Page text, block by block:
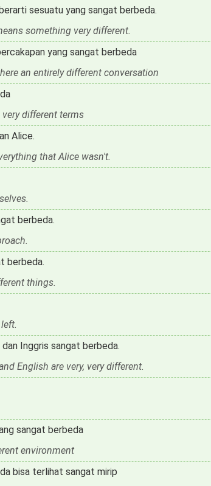
sesuatu yang sangat berbeda.
something very different.
yang sangat berbeda
an entirely different conversation
different terms
Alice.
that Alice wasn't.
berbeda.
berbeda.
things.
Inggris sangat berbeda.
English are very, very different.
sangat berbeda
environment
bisa terlihat sangat mirip